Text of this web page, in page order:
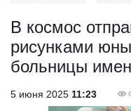
В космос
рисунками
больницы
5 июня 2025 11:23